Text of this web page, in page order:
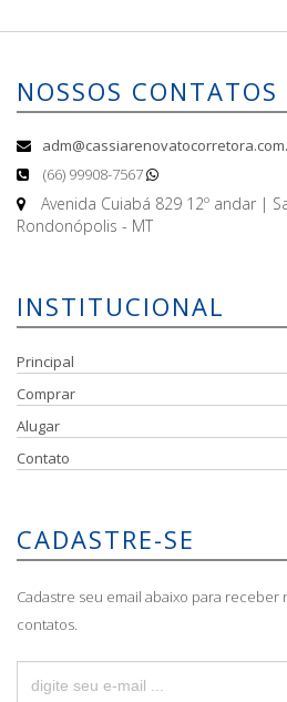
NOSSOS CONTATOS
(66) 99908-7567
Avenida Cuiabá 829 12º andar |
Rondonópolis - MT
INSTITUCIONAL
Principal
Comprar
Alugar
Contato
CADASTRE-SE
Cadastre seu email abaixo para receber
contatos.